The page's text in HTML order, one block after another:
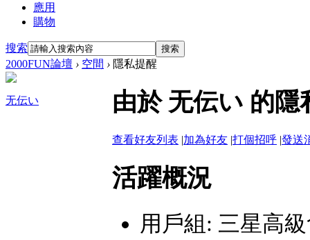
應用
購物
搜索 搜索
2000FUN論壇 › 空間 › 隱私提醒
无伝い 由於 无伝い 的
查看好友列表 |加為好友 |打個招呼 |發送
活躍概況
用戶組: 三星高